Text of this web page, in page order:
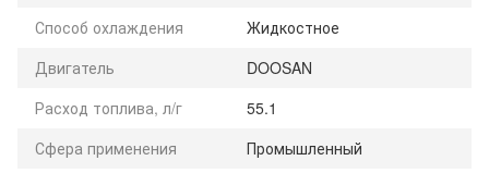
Способ охлаждения
Жидкостное
Двигатель
DOOSAN
Расход топлива, л/г
55.1
Сфера применения
Промышленный